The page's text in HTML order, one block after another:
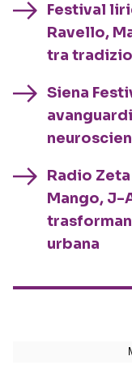
Festival
Ravello,
tra
Siena
Radio
Mango, J-
urbana